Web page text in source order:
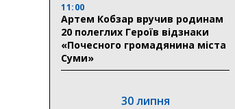
11:00
Артем Кобзар вручив родинам
20 полеглих Героїв відзнаки
«Почесного громадянина міста
Суми»
30 липня